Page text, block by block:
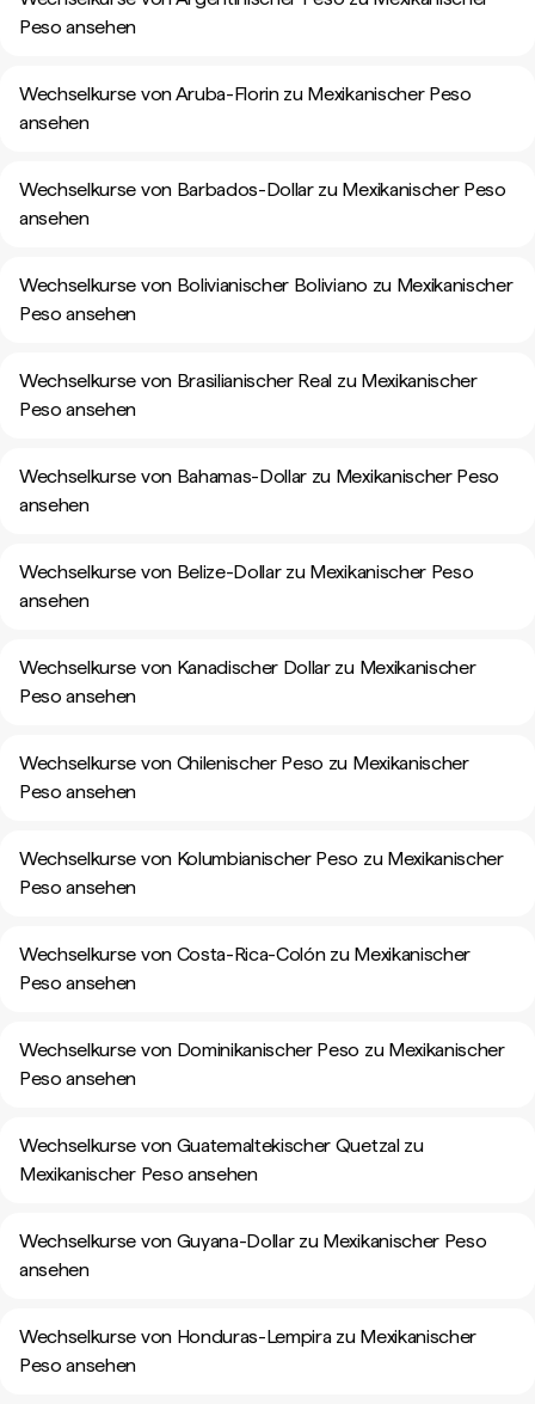
Peso ansehen
Wechselkurse von Aruba-Florin zu Mexikanischer Peso
ansehen
Wechselkurse von Barbados-Dollar zu Mexikanischer Peso
ansehen
Wechselkurse von Bolivianischer Boliviano zu Mexikanischer
Peso ansehen
Wechselkurse von Brasilianischer Real zu Mexikanischer
Peso ansehen
Wechselkurse von Bahamas-Dollar zu Mexikanischer Peso
ansehen
Wechselkurse von Belize-Dollar zu Mexikanischer Peso
ansehen
Wechselkurse von Kanadischer Dollar zu Mexikanischer
Peso ansehen
Wechselkurse von Chilenischer Peso zu Mexikanischer
Peso ansehen
Wechselkurse von Kolumbianischer Peso zu Mexikanischer
Peso ansehen
Wechselkurse von Costa-Rica-Colón zu Mexikanischer
Peso ansehen
Wechselkurse von Dominikanischer Peso zu Mexikanischer
Peso ansehen
Wechselkurse von Guatemaltekischer Quetzal zu
Mexikanischer Peso ansehen
Wechselkurse von Guyana-Dollar zu Mexikanischer Peso
ansehen
Wechselkurse von Honduras-Lempira zu Mexikanischer
Peso ansehen